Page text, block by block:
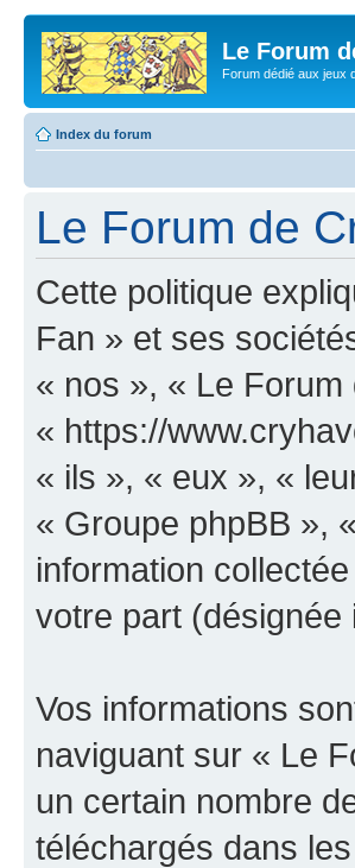
Le Forum
Forum dédié aux jeux
Index du forum
Le Forum de
Cette politique
Fan » et ses
« nos », « Le
« https://
« ils », « eux », «
« Groupe phpBB »,
information
votre part
Vos informations
naviguant sur « Le
un certain nombre
téléchargés dans